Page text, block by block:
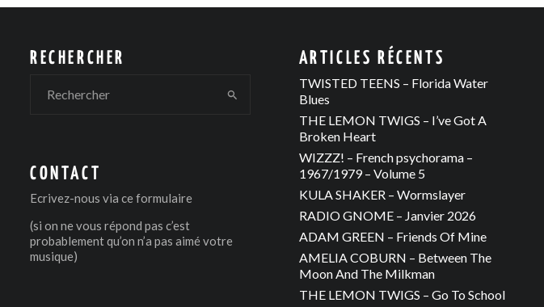
RECHERCHER
CONTACT
Ecrivez-nous via ce formulaire
(si on ne vous répond pas c’est
probablement qu’on n’a pas aimé votre
musique)
ARTICLES RÉCENTS
TWISTED TEENS – Florida Water
Blues
THE LEMON TWIGS – I’ve Got A
Broken Heart
WIZZZ! – French psychorama –
1967/1979 – Volume 5
KULA SHAKER – Wormslayer
RADIO GNOME – Janvier 2026
ADAM GREEN – Friends Of Mine
AMELIA COBURN – Between The
Moon And The Milkman
THE LEMON TWIGS – Go To School